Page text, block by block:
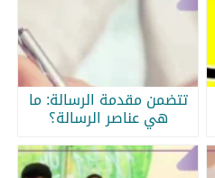
تتضمن مقدمة الرسالة: ما
هي عناصر الرسالة؟